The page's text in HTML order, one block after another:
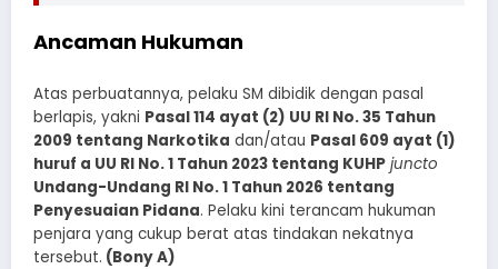
Ancaman Hukuman
​Atas perbuatannya, pelaku SM dibidik dengan pasal
berlapis, yakni Pasal 114 ayat (2) UU RI No. 35 Tahun
2009 tentang Narkotika dan/atau Pasal 609 ayat (1)
huruf a UU RI No. 1 Tahun 2023 tentang KUHP juncto
Undang-Undang RI No. 1 Tahun 2026 tentang
Penyesuaian Pidana. Pelaku kini terancam hukuman
penjara yang cukup berat atas tindakan nekatnya
tersebut. (Bony A)